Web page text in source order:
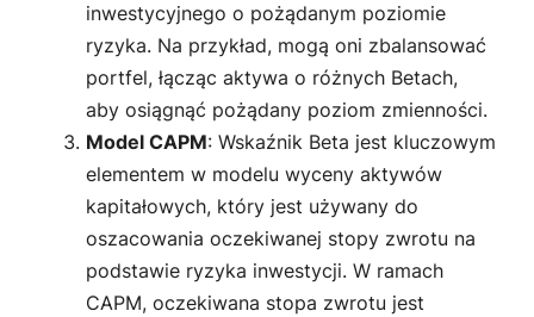
inwestycyjnego o pożądanym poziomie
ryzyka. Na przykład, mogą oni zbalansować
portfel, łącząc aktywa o różnych Betach,
aby osiągnąć pożądany poziom zmienności.
Model CAPM: Wskaźnik Beta jest kluczowym
elementem w modelu wyceny aktywów
kapitałowych, który jest używany do
oszacowania oczekiwanej stopy zwrotu na
podstawie ryzyka inwestycji. W ramach
CAPM, oczekiwana stopa zwrotu jest